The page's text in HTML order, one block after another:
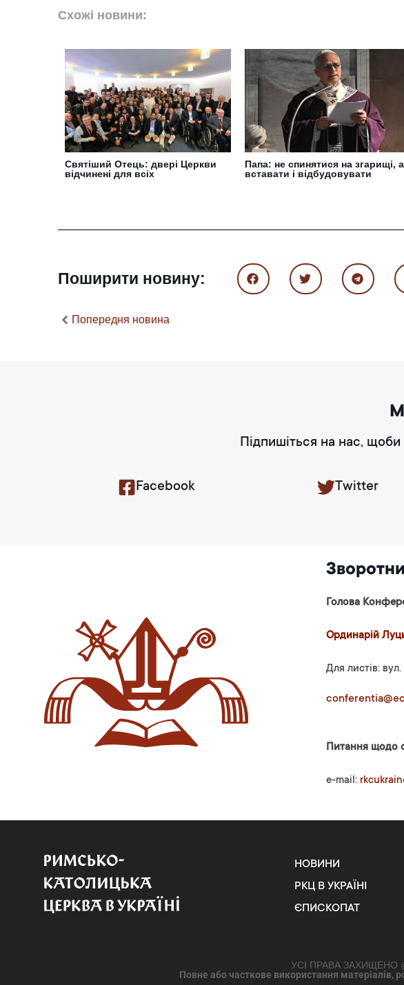
Схожі новини:
Святіший Отець: двері Церкви
відчинені для всіх
Папа: не спинятися на згарищі, а
вставати і відбудовувати
Поширити новину:
Попередня новина
Підпишіться на нас, щоби
Facebook Twitter
Голова
Ординарій
Для листів:
Питання щодо
e-mail:
НОВИНИ
РКЦ В УКРАЇНІ
ЄПИСКОПАТ
УСІ ПРАВА ЗАХИЩЕНО
Повне або часткове використання матеріалів,